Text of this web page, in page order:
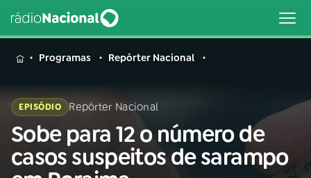
MENU
Buscar
na
Rádio
Buscar
Programas Repórter Nacional
EPISÓDIO Repórter Nacional
Sobe para 12 o número de
casos suspeitos de sarampo